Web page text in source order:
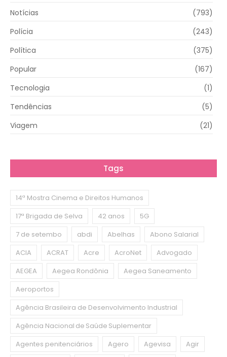
Notícias
(793)
Polícia
(243)
Política
(375)
Popular
(167)
Tecnologia
(1)
Tendências
(5)
Viagem
(21)
Tags
14ª Mostra Cinema e Direitos Humanos
17ª Brigada de Selva
42 anos
5G
7 de setembo
abdi Abelhas
Abono Salarial
ACIA
ACRAT Acre AcroNet
Advogado
AEGEA
Aegea Rondônia
Aegea Saneamento
Aeroportos
Agência Brasileira de Desenvolvimento Industrial
Agência Nacional de Saúde Suplementar
Agentes penitenciários
Agero Agevisa
Agir